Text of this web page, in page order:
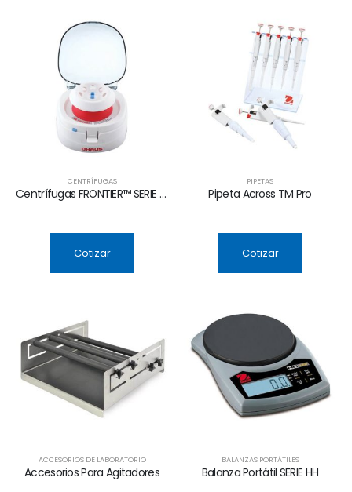
CENTRÍFUGAS
Centrífugas FRONTIER™ SERIE 5000 MINI
Cotizar
PIPETAS
Pipeta Across TM Pro
Cotizar
ACCESORIOS DE LABORATORIO
Accesorios Para Agitadores
BALANZAS PORTÁTILES
Balanza Portátil SERIE HH